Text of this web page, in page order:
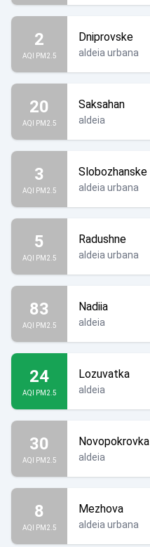
2
AQI PM2.5
Dniprovske
aldeia urbana
20
AQI PM2.5
Saksahan
aldeia
3
AQI PM2.5
Slobozhanske
aldeia urbana
5
AQI PM2.5
Radushne
aldeia urbana
83
AQI PM2.5
Nadiia
aldeia
24
AQI PM2.5
Lozuvatka
aldeia
30
AQI PM2.5
Novopokrovka
aldeia
8
AQI PM2.5
Mezhova
aldeia urbana